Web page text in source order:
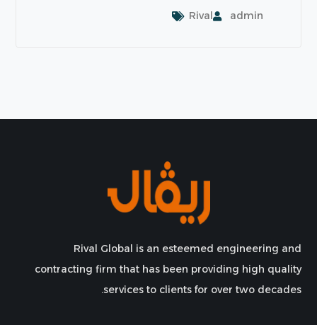
admin
Rival
Rival Global is an esteemed engineering and
contracting firm that has been providing high quality
services to clients for over two decades.